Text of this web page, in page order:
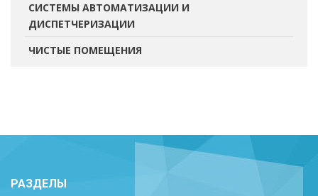
СИСТЕМЫ АВТОМАТИЗАЦИИ И
ДИСПЕТЧЕРИЗАЦИИ
ЧИСТЫЕ ПОМЕЩЕНИЯ
РАЗДЕЛЫ